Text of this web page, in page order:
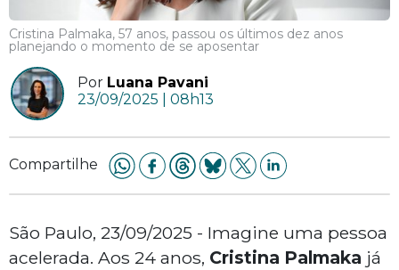
Cristina Palmaka, 57 anos, passou os últimos dez anos
planejando o momento de se aposentar
Por Luana Pavani
23/09/2025 | 08h13
Compartilhe
São Paulo, 23/09/2025 - Imagine uma pessoa
acelerada. Aos 24 anos, Cristina Palmaka já